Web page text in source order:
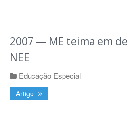
2007 — ME teima em
NEE
Educação Especial
Artigo